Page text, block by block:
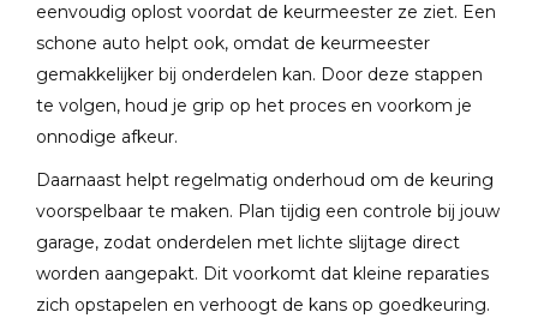
eenvoudig oplost voordat de keurmeester ze ziet. Een
schone auto helpt ook, omdat de keurmeester
gemakkelijker bij onderdelen kan. Door deze stappen
te volgen, houd je grip op het proces en voorkom je
onnodige afkeur.
Daarnaast helpt regelmatig onderhoud om de keuring
voorspelbaar te maken. Plan tijdig een controle bij jouw
garage, zodat onderdelen met lichte slijtage direct
worden aangepakt. Dit voorkomt dat kleine reparaties
zich opstapelen en verhoogt de kans op goedkeuring.